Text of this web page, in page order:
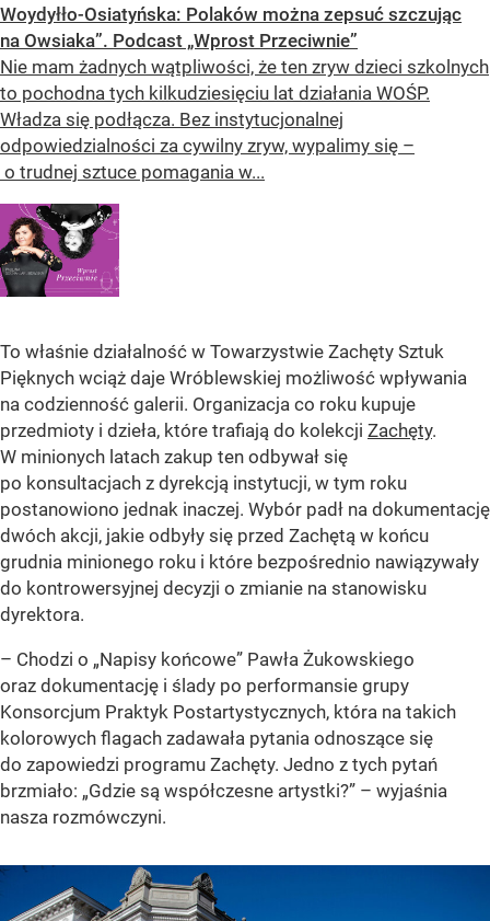
Woydyłło-Osiatyńska: Polaków można zepsuć szczując
na Owsiaka”. Podcast „Wprost Przeciwnie”
Nie mam żadnych wątpliwości, że ten zryw dzieci szkolnych
to pochodna tych kilkudziesięciu lat działania WOŚP.
Władza się podłącza. Bez instytucjonalnej
odpowiedzialności za cywilny zryw, wypalimy się –
o trudnej sztuce pomagania w...
To właśnie działalność w Towarzystwie Zachęty Sztuk
Pięknych wciąż daje Wróblewskiej możliwość wpływania
na codzienność galerii. Organizacja co roku kupuje
przedmioty i dzieła, które trafiają do kolekcji Zachęty.
W minionych latach zakup ten odbywał się
po konsultacjach z dyrekcją instytucji, w tym roku
postanowiono jednak inaczej. Wybór padł na dokumentację
dwóch akcji, jakie odbyły się przed Zachętą w końcu
grudnia minionego roku i które bezpośrednio nawiązywały
do kontrowersyjnej decyzji o zmianie na stanowisku
dyrektora.
– Chodzi o „Napisy końcowe” Pawła Żukowskiego
oraz dokumentację i ślady po performansie grupy
Konsorcjum Praktyk Postartystycznych, która na takich
kolorowych flagach zadawała pytania odnoszące się
do zapowiedzi programu Zachęty. Jedno z tych pytań
brzmiało: „Gdzie są współczesne artystki?” – wyjaśnia
nasza rozmówczyni.